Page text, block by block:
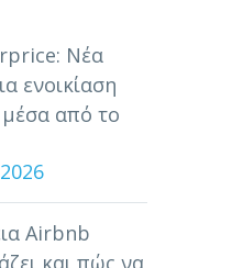
Νέα
ενοικίαση
από το
Airbnb
και πώς να